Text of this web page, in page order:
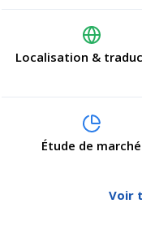
Localisation &
Étude de marché
Voir